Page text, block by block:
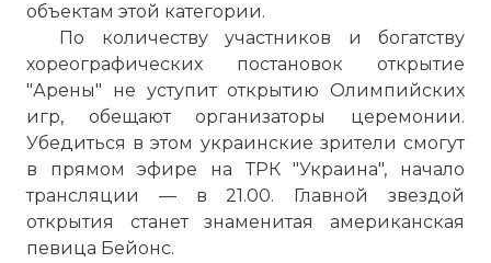
объектам этой категории.
По количеству участников и богатству
хореографических постановок открытие
"Арены" не уступит открытию Олимпийских
игр, обещают организаторы церемонии.
Убедиться в этом украинские зрители смогут
в прямом эфире на ТРК "Украина", начало
трансляции — в 21.00. Главной звездой
открытия станет знаменитая американская
певица Бейонс.